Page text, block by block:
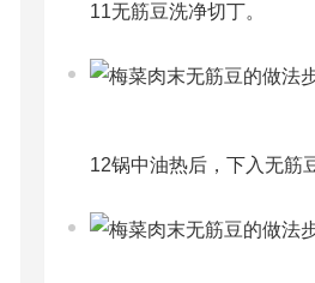
11无筋豆洗净切丁。
12锅中油热后，下入无筋